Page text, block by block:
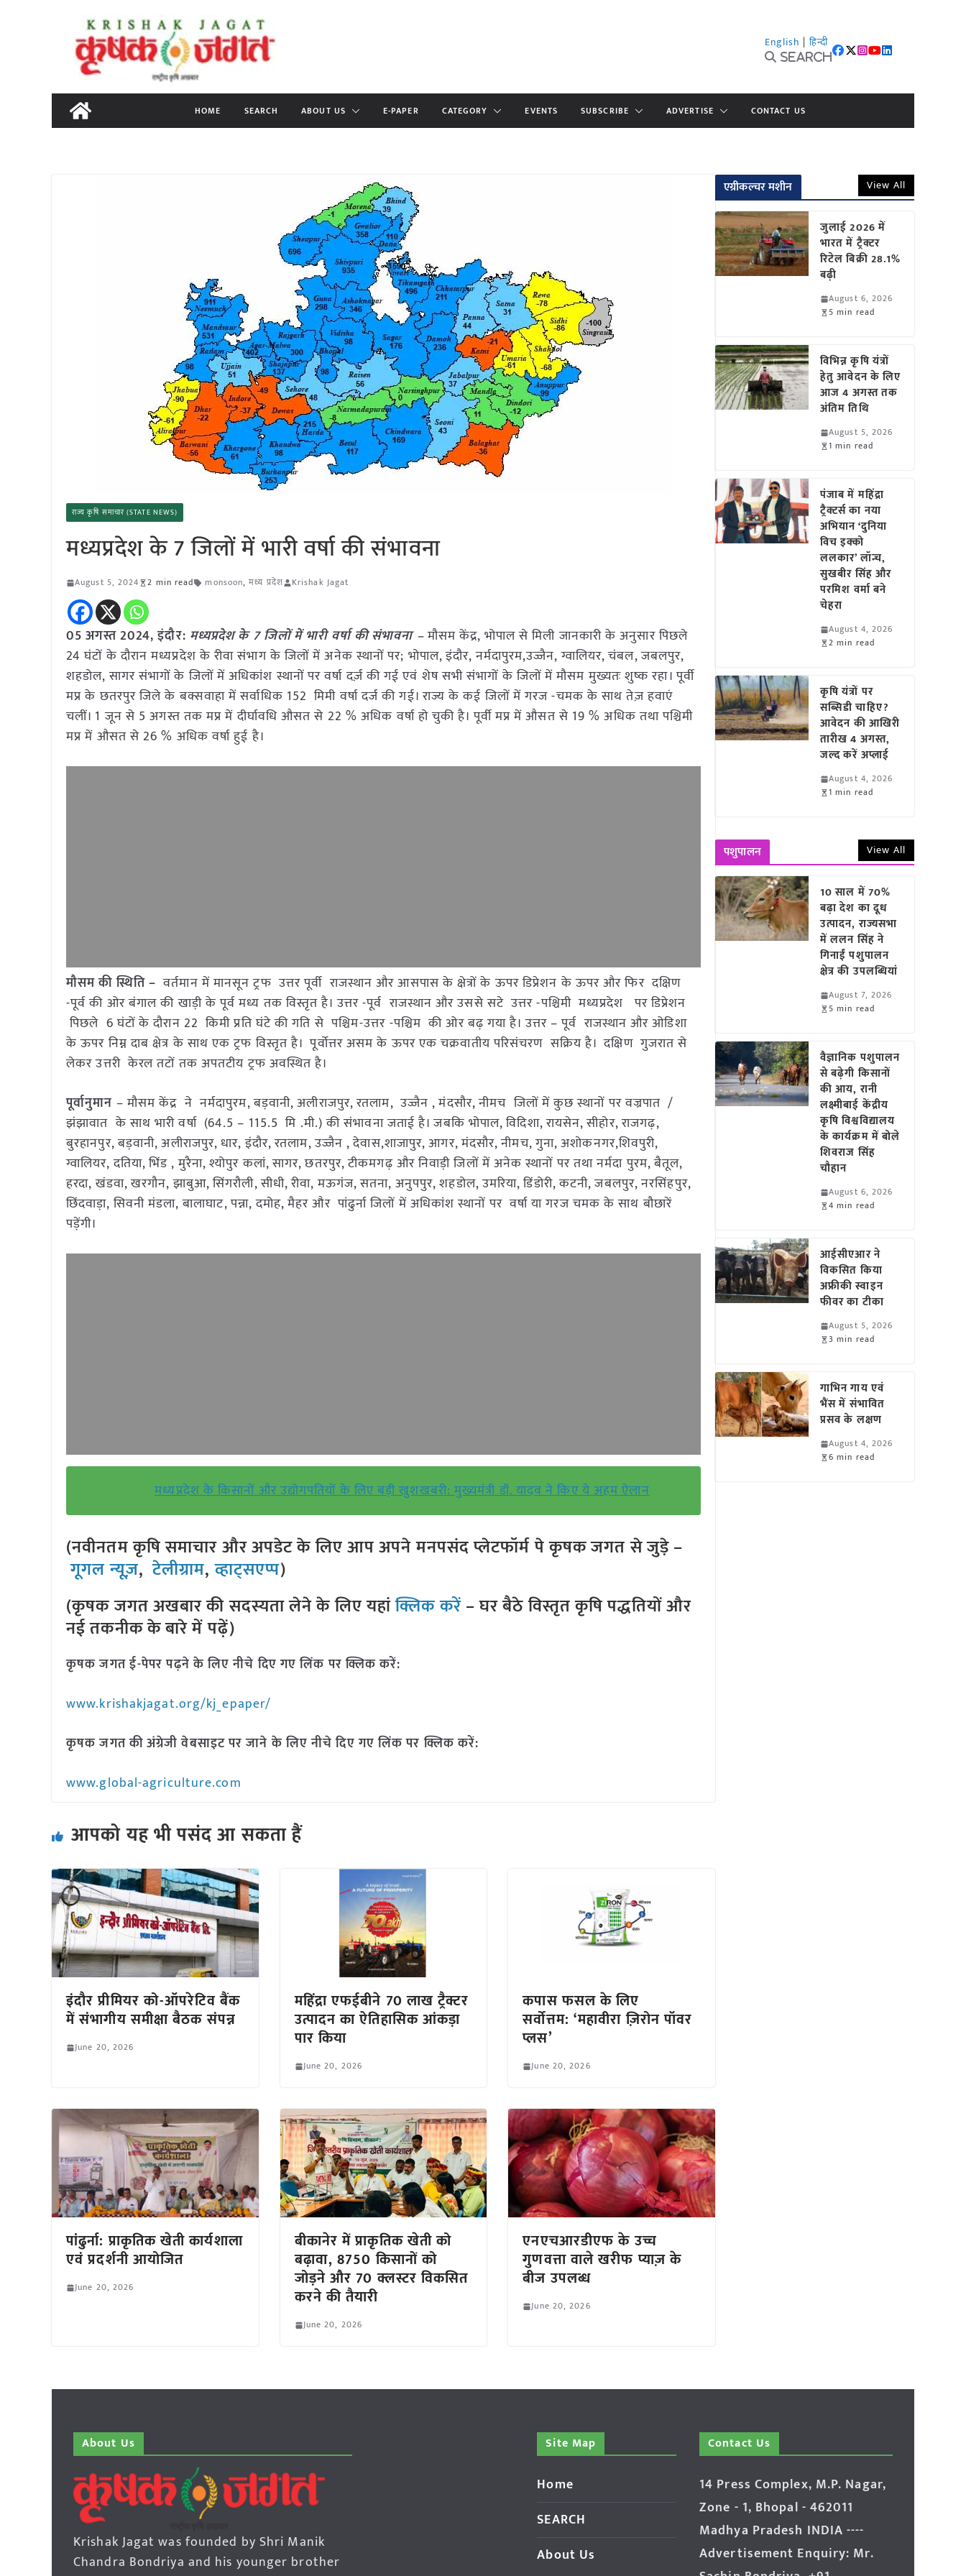
content
English | हिन्दी
Search
HOME SEARCH ABOUT US E-PAPER CATEGORY EVENTS SUBSCRIBE ADVERTISE CONTACT US
राज्य कृषि समाचार (STATE NEWS)
मध्यप्रदेश के 7 जिलों में भारी वर्षा की संभावना
August 5, 2024 2 min read monsoon,मध्य प्रदेश Krishak Jagat
05 अगस्त 2024, इंदौर: मध्यप्रदेश के 7 जिलों में भारी वर्षा की संभावना –मौसम केंद्र, भोपाल से मिली जानकारी के अनुसार पिछले
24 घंटों के दौरान मध्यप्रदेश के रीवा संभाग के जिलों में अनेक स्थानों पर; भोपाल, इंदौर, नर्मदापुरम,उज्जैन, ग्वालियर, चंबल, जबलपुर,
शहडोल, सागर संभागों के जिलों में अधिकांश स्थानों पर वर्षा दर्ज़ की गई एवं शेष सभी संभागों के जिलों में मौसम मुख्यतः शुष्क रहा। पूर्वी
मप्र के छतरपुर जिले के बक्सवाहा में सर्वाधिक 152 मिमी वर्षा दर्ज की गई। राज्य के कई जिलों में गरज -चमक के साथ तेज़ हवाएं
चलीं। 1 जून से 5 अगस्त तक मप्र में दीर्घावधि औसत से 22 % अधिक वर्षा हो चुकी है। पूर्वी मप्र में औसत से 19 % अधिक तथा पश्चिमी
मप्र में औसत से 26 % अधिक वर्षा हुई है।
मौसम की स्थिति – वर्तमान में मानसून ट्रफ उत्तर पूर्वी राजस्थान और आसपास के क्षेत्रों के ऊपर डिप्रेशन के ऊपर और फिर दक्षिण
-पूर्व की ओर बंगाल की खाड़ी के पूर्व मध्य तक विस्तृत है। उत्तर -पूर्व राजस्थान और उससे सटे उत्तर -पश्चिमी मध्यप्रदेश पर डिप्रेशन
पिछले 6 घंटों के दौरान 22 किमी प्रति घंटे की गति से पश्चिम-उत्तर -पश्चिम की ओर बढ़ गया है। उत्तर – पूर्व राजस्थान और ओडिशा
के ऊपर निम्न दाब क्षेत्र के साथ एक ट्रफ विस्तृत है। पूर्वोत्तर असम के ऊपर एक चक्रवातीय परिसंचरण सक्रिय है। दक्षिण गुजरात से
लेकर उत्तरी केरल तटों तक अपतटीय ट्रफ अवस्थित है।
पूर्वानुमान – मौसम केंद्र ने नर्मदापुरम, बड़वानी, अलीराजपुर, रतलाम, उज्जैन , मंदसौर, नीमच जिलों में कुछ स्थानों पर वज्रपात /
झंझावात के साथ भारी वर्षा (64.5 – 115.5 मि .मी.) की संभावना जताई है। जबकि भोपाल, विदिशा, रायसेन, सीहोर, राजगढ़,
बुरहानपुर, बड़वानी, अलीराजपुर, धार, इंदौर, रतलाम, उज्जैन , देवास,शाजापुर, आगर, मंदसौर, नीमच, गुना, अशोकनगर,शिवपुरी,
ग्वालियर, दतिया, भिंड , मुरैना, श्योपुर कलां, सागर, छतरपुर, टीकमगढ़ और निवाड़ी जिलों में अनेक स्थानों पर तथा नर्मदा पुरम, बैतूल,
हरदा, खंडवा, खरगौन, झाबुआ, सिंगरौली, सीधी, रीवा, मऊगंज, सतना, अनुपपुर, शहडोल, उमरिया, डिंडोरी, कटनी, जबलपुर, नरसिंहपुर,
छिंदवाड़ा, सिवनी मंडला, बालाघाट, पन्ना, दमोह, मैहर और पांढुर्ना जिलों में अधिकांश स्थानों पर वर्षा या गरज चमक के साथ बौछारें
पड़ेंगी।
मध्यप्रदेश के किसानों और उद्योगपतियों के लिए बड़ी खुशखबरी: मुख्यमंत्री डॉ. यादव ने किए ये अहम ऐलान
(नवीनतम कृषि समाचार और अपडेट के लिए आप अपने मनपसंद प्लेटफॉर्म पे कृषक जगत से जुड़े –
गूगल न्यूज़,टेलीग्राम,व्हाट्सएप्प)
(कृषक जगत अखबार की सदस्यता लेने के लिए यहांक्लिक करें– घर बैठे विस्तृत कृषि पद्धतियों और
नई तकनीक के बारे में पढ़ें)
कृषक जगत ई-पेपर पढ़ने के लिए नीचे दिए गए लिंक पर क्लिक करें:
www.krishakjagat.org/kj_epaper/
कृषक जगत की अंग्रेजी वेबसाइट पर जाने के लिए नीचे दिए गए लिंक पर क्लिक करें:
www.global-agriculture.com
आपको यह भी पसंद आ सकता हैं
इंदौर प्रीमियर को-ऑपरेटिव बैंक
में संभागीय समीक्षा बैठक संपन्न
June 20, 2026
महिंद्रा एफईबीने 70 लाख ट्रैक्टर
उत्पादन का ऐतिहासिक आंकड़ा
पार किया
June 20, 2026
कपास फसल के लिए
सर्वोत्तम: ‘महावीरा ज़िरोन पॉवर
प्लस’
June 20, 2026
पांढुर्ना: प्राकृतिक खेती कार्यशाला
एवं प्रदर्शनी आयोजित
June 20, 2026
बीकानेर में प्राकृतिक खेती को
बढ़ावा, 8750 किसानों को
जोड़ने और 70 क्लस्टर विकसित
करने की तैयारी
June 20, 2026
एनएचआरडीएफ के उच्च
गुणवत्ता वाले खरीफ प्याज़ के
बीज उपलब्ध
June 20, 2026
एग्रीकल्चर मशीन View All
जुलाई 2026 में
भारत में ट्रैक्टर
रिटेल बिक्री 28.1%
बढ़ी
August 6, 2026
5 min read
विभिन्न कृषि यंत्रों
हेतु आवेदन के लिए
आज 4 अगस्त तक
अंतिम तिथि
August 5, 2026
1 min read
पंजाब में महिंद्रा
ट्रैक्टर्स का नया
अभियान ‘दुनिया
विच इक्को
ललकार’ लॉन्च,
सुखबीर सिंह और
परमिश वर्मा बने
चेहरा
August 4, 2026
2 min read
कृषि यंत्रों पर
सब्सिडी चाहिए?
आवेदन की आखिरी
तारीख 4 अगस्त,
जल्द करें अप्लाई
August 4, 2026
1 min read
पशुपालन View All
10 साल में 70%
बढ़ा देश का दूध
उत्पादन, राज्यसभा
में ललन सिंह ने
गिनाईं पशुपालन
क्षेत्र की उपलब्धियां
August 7, 2026
5 min read
वैज्ञानिक पशुपालन
से बढ़ेगी किसानों
की आय, रानी
लक्ष्मीबाई केंद्रीय
कृषि विश्वविद्यालय
के कार्यक्रम में बोले
शिवराज सिंह
चौहान
August 6, 2026
4 min read
आईसीएआर ने
विकसित किया
अफ्रीकी स्वाइन
फीवर का टीका
August 5, 2026
3 min read
गाभिन गाय एवं
भैंस में संभावित
प्रसव के लक्षण
August 4, 2026
6 min read
About Us
Krishak Jagat was founded by Shri Manik
Chandra Bondriya and his younger brother
Site Map
Home
SEARCH
About Us
Contact Us
14 Press Complex, M.P. Nagar,
Zone - 1, Bhopal - 462011
Madhya Pradesh INDIA ----
Advertisement Enquiry: Mr.